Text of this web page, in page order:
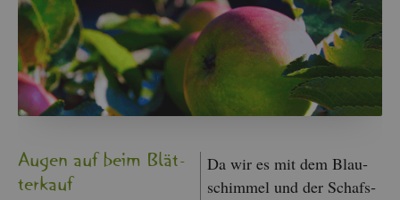
Augen auf beim Blät­
ter­kauf
Da wir es mit dem Blau­
schim­mel und der Schafs­